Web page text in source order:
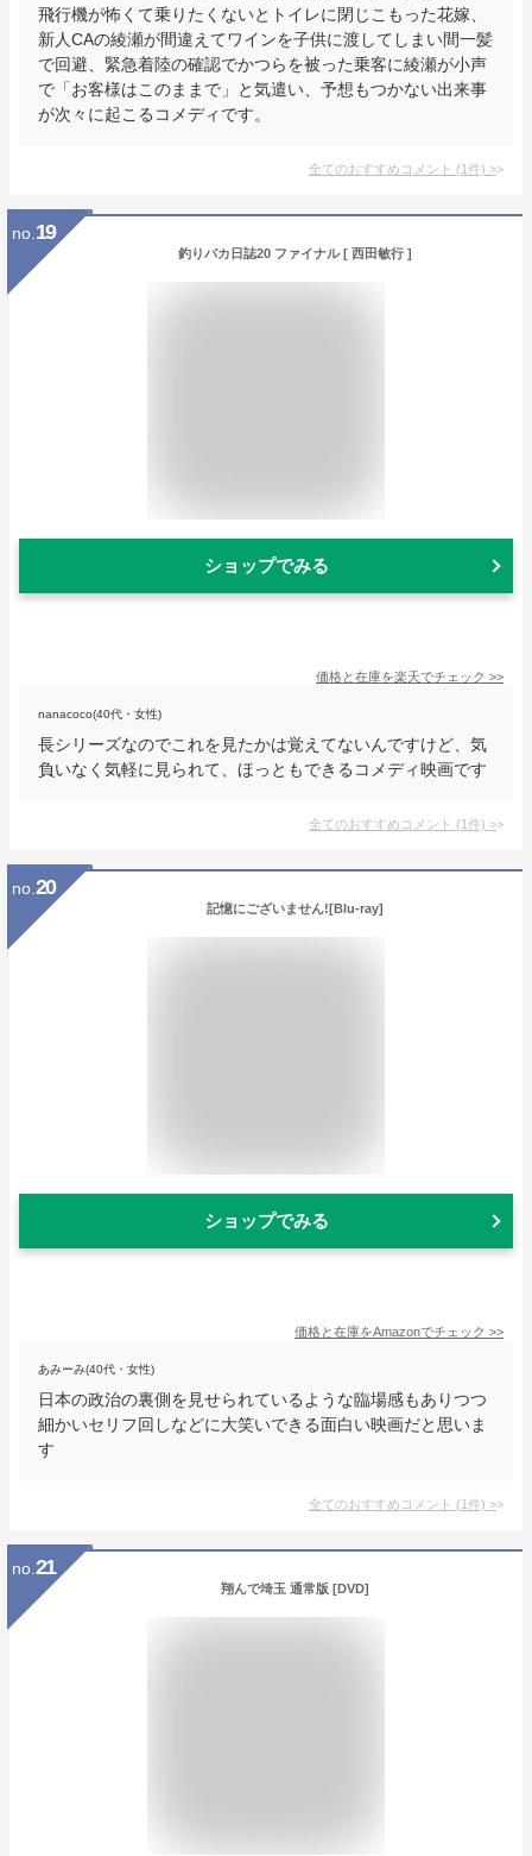
飛行機が怖くて乗りたくないとトイレに閉じこもった花嫁、
新人CAの綾瀬が間違えてワインを子供に渡してしまい間一髪
で回避、緊急着陸の確認でかつらを被った乗客に綾瀬が小声
で「お客様はこのままで」と気遣い、予想もつかない出来事
が次々に起こるコメディです。
全てのおすすめコメント (1件) >
no. 19
釣りバカ日誌20 ファイナル [ 西田敏行 ]
ショップでみる
価格と在庫を楽天でチェック >>
nanacoco(40代・女性)
長シリーズなのでこれを見たかは覚えてないんですけど、気
負いなく気軽に見られて、ほっともできるコメディ映画です
全てのおすすめコメント (1件) >
no. 20
記憶にございません![Blu-ray]
ショップでみる
価格と在庫をAmazonでチェック >>
あみーみ(40代・女性)
日本の政治の裏側を見せられているような臨場感もありつつ
細かいセリフ回しなどに大笑いできる面白い映画だと思いま
す
全てのおすすめコメント (1件) >
no. 21
翔んで埼玉 通常版 [DVD]